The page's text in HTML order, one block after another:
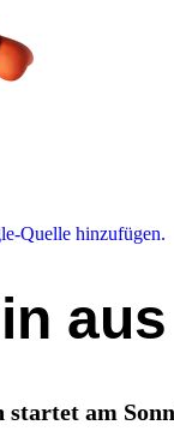
Quelle hinzufügen.
startet am